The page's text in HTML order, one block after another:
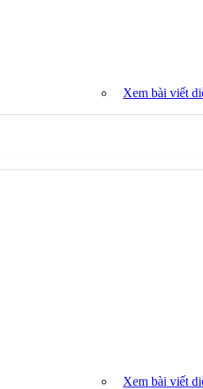
Xem bài viết
Xem bài viết